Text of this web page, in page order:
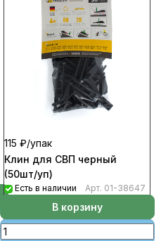
115 ₽/упак
Клин для СВП черный
(50шт/уп)
Есть в наличии Арт. 01-38647
В корзину